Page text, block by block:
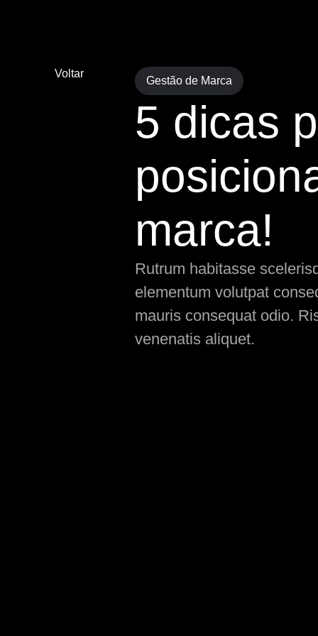
Voltar
Gestão de Marca
5 dicas
marca!
Rutrum habitasse
elementum volutpat
mauris consequat odio.
venenatis aliquet.